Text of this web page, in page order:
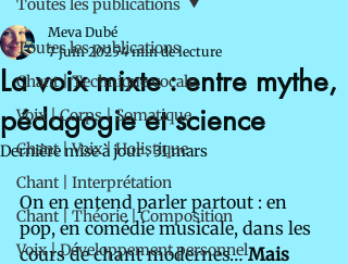
Toutes les publications
Chant | Technique vocale
Voix | Corps | Somatique
Chant | Voix | Holistique
Chant | Interprétation
Chant | Théorie | Composition
Voix | Développement personnel
Toutes les publications
La voix mixte : entre mythe,
pédagogie et science
Meva Dubé
7 juin 20254 min de lecture
Dernière mise à jour :31 mars
On en entend parler partout : en
pop, en comédie musicale, dans les
cours de chant modernes… Mais